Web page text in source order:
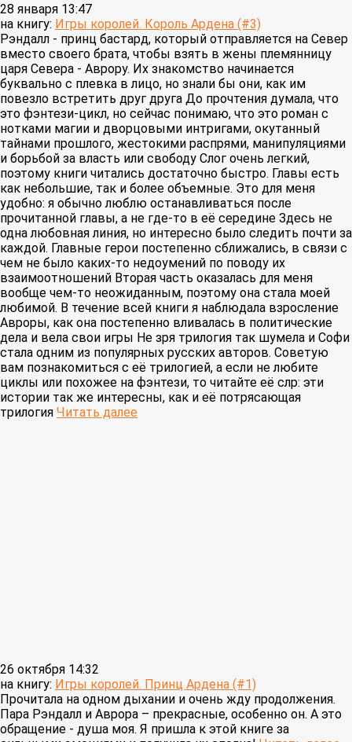
28 января 13:47
на книгу: Игры королей. Король Ардена (#3)
Рэндалл - принц бастард, который отправляется на Север
вместо своего брата, чтобы взять в жены племянницу
царя Севера - Аврору. Их знакомство начинается
буквально с плевка в лицо, но знали бы они, как им
повезло встретить друг друга До прочтения думала, что
это фэнтези-цикл, но сейчас понимаю, что это роман с
нотками магии и дворцовыми интригами, окутанный
тайнами прошлого, жестокими распрями, манипуляциями
и борьбой за власть или свободу Слог очень легкий,
поэтому книги читались достаточно быстро. Главы есть
как небольшие, так и более объемные. Это для меня
удобно: я обычно люблю останавливаться после
прочитанной главы, а не где-то в её середине Здесь не
одна любовная линия, но интересно было следить почти за
каждой. Главные герои постепенно сближались, в связи с
чем не было каких-то недоумений по поводу их
взаимоотношений Вторая часть оказалась для меня
вообще чем-то неожиданным, поэтому она стала моей
любимой. В течение всей книги я наблюдала взросление
Авроры, как она постепенно вливалась в политические
дела и вела свои игры Не зря трилогия так шумела и Софи
стала одним из популярных русских авторов. Советую
вам познакомиться с её трилогией, а если не любите
циклы или похожее на фэнтези, то читайте её слр: эти
истории так же интересны, как и её потрясающая
трилогия Читать далее
26 октября 14:32
на книгу: Игры королей. Принц Ардена (#1)
Прочитала на одном дыхании и очень жду продолжения.
Пара Рэндалл и Аврора – прекрасные, особенно он. А это
обращение - душа моя. Я пришла к этой книге за